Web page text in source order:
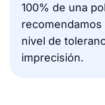
100% de una
nivel de
imprecisión.